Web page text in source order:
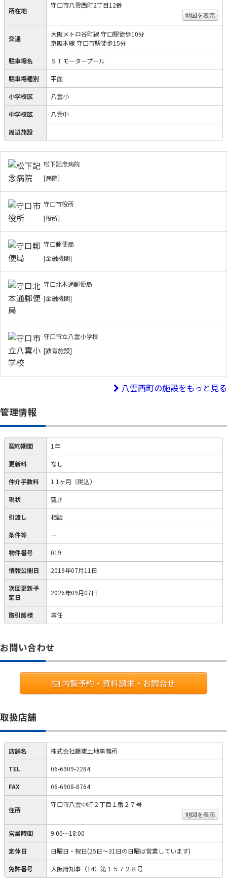
所在地
守口市八雲西町2丁目12番
地図を表示
交通
大阪メトロ谷町線 守口駅徒歩10分
京阪本線 守口市駅徒歩15分
駐車場名 ＳＴモータープール
駐車場種別 平面
小学校区 八雲小
中学校区 八雲中
周辺施設
松下記念病院
[病院]
守口市役所
[役所]
守口郵便局
[金融機関]
守口北本通郵便局
[金融機関]
守口市立八雲小学校
[教育施設]
八雲西町の施設をもっと見る
管理情報
契約期間 1年
更新料 なし
仲介手数料 1.1ヶ月（税込）
現状 空き
引渡し 相談
条件等 －
物件番号 019
情報公開日 2019年07月11日
次回更新予
定日
2026年09月07日
取引態様 専任
お問い合わせ
内覧予約・資料請求・お問合せ
取扱店舗
店舗名 株式会社藤憲土地事務所
TEL 06-6909-2284
FAX 06-6908-8764
住所
守口市八雲中町２丁目１番２７号
地図を表示
営業時間 9:00～18:00
定休日 日曜日・祝日(25日～31日の日曜は営業しています)
免許番号 大阪府知事（14）第１５７２８号